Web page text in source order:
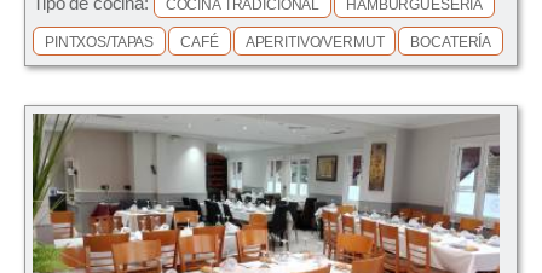
COCINA TRADICIONAL HAMBURGUESERÍA
PINTXOS/TAPAS CAFÉ APERITIVO/VERMUT BOCATERÍA